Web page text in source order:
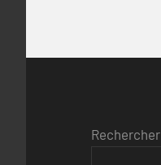
Rechercher